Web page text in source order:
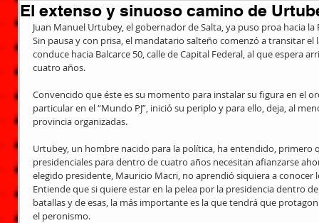
El extenso y sinuoso camino de
Juan Manuel Urtubey, el gobernador de Salta, ya puso proa hacia
Sin pausa y con prisa, el mandatario salteño comenzó a transitar
conduce hacia Balcarce 50, calle de Capital Federal, al que espera
cuatro años.
Convencido que éste es su momento para instalar su figura en el
particular en el “Mundo PJ”, inició su periplo y para ello, deja, al
provincia organizadas.
Urtubey, un hombre nacido para la política, ha entendido, primero
presidenciales para dentro de cuatro años necesitan afianzarse
elegido presidente, Mauricio Macri, no aprendió siquiera a conocer
Entiende que si quiere estar en la pelea por la presidencia dentro
batallas y de esas, la más importante es la que tendrá que
el peronismo.